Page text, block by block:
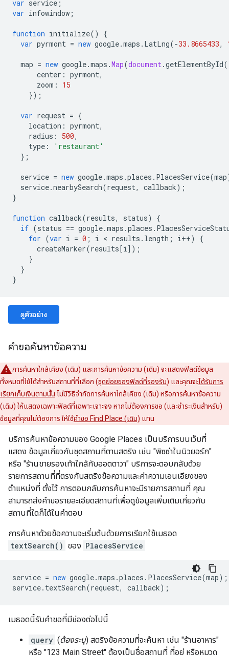
var service ;
var infowindow ;
function initialize()
{
var pyrmont = new google.maps . LatLng(-33.8665433,
map = new google.maps .Map(document.getElementById(
center : pyrmont,
zoom :
15
});
var request = {
location : pyrmont,
radius : 500,
type :
'restaurant'
};
service = new google.maps .places . PlacesService(map
service.nearbySearch(request, callback);
}
function callback(results, status)
{
if (status == google.maps .places .
for (var i = 0 ; i < results . length ; i++)
{
createMarker(results [i]);
}
}
}
ดูตัวอย่าง
คำขอค้นหาข้อความ
การค้นหาใกล้เคียง (เดิม) และการค้นหาข้อความ (เดิม) จะแสดงฟิลด์ข้อมูล
ทั้งหมดที่ใช้ได้สำหรับสถานที่ที่เลือก (ชุดย่อยของฟิลด์ที่รองรับ) และคุณจะได้รับการ
เรียกเก็บเงินตามนั้น ไม่มีวิธีจำกัดการค้นหาใกล้เคียง (เดิม) หรือการค้นหาข้อความ
(เดิม) ให้แสดงเฉพาะฟิลด์ที่เฉพาะเจาะจง หากไม่ต้องการขอ (และชำระเงินสำหรับ)
ข้อมูลที่คุณไม่ต้องการ ให้ใช้คำขอ Find Place (เดิม) แทน
บริการค้นหาข้อความของ Google Places เป็นบริการบนเว็บที่
แสดง ข้อมูลเกี่ยวกับชุดสถานที่ตามสตริง เช่น "พิซซ่าในนิวยอร์ก"
หรือ "ร้านขายรองเท้าใกล้กับออตตาวา" บริการจะตอบกลับด้วย
รายการสถานที่ที่ตรงกับสตริงข้อความและค่าความเอนเอียงของ
ตำแหน่งที่ ตั้งไว้ การตอบกลับการค้นหาจะมีรายการสถานที่ คุณ
สามารถส่งคำขอรายละเอียดสถานที่เพื่อดูข้อมูลเพิ่มเติมเกี่ยวกับ
สถานที่ใดก็ได้ในคำตอบ
การค้นหาด้วยข้อความจะเริ่มต้นด้วยการเรียกใช้เมธอด
textSearch() ของ PlacesService
service = new google.maps .places . PlacesService(map);
service. textSearch(request, callback);
เมธอดนี้รับคำขอที่มีช่องต่อไปนี้
query (ต้องระบุ) สตริงข้อความที่จะค้นหา เช่น "ร้านอาหาร"
หรือ "123 Main Street" ต้องเป็นชื่อสถานที่ ที่อยู่ หรือหมวด